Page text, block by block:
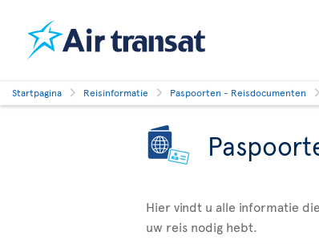
Startpagina Reisinformatie Paspoorten - Reisdocumenten
Hier vindt u alle informatie
uw reis nodig hebt.